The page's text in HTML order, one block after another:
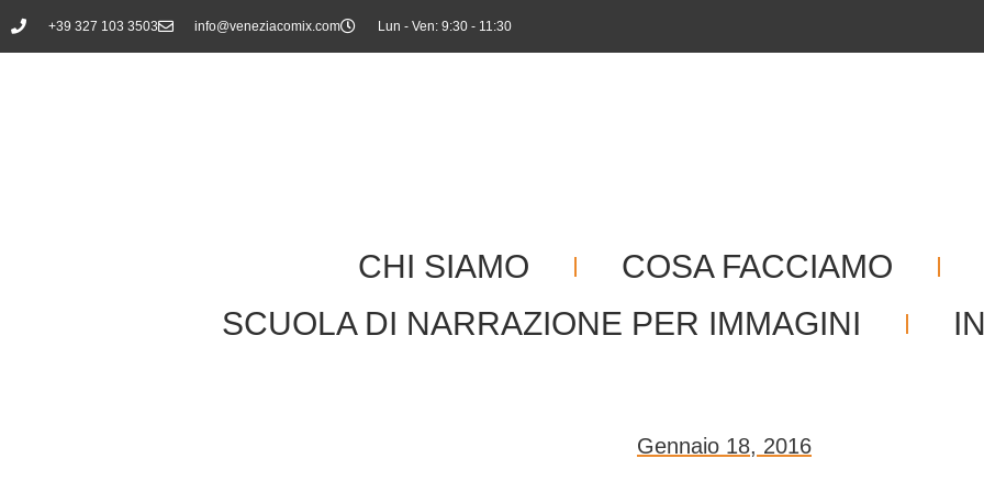
+39 327 103 3503 info@veneziacomix.com Lun - Ven: 9:30 - 11:30
CHI SIAMO
COSA FACCIAMO
SCUOLA DI NARRAZIONE PER IMMAGINI
Gennaio 18, 2016